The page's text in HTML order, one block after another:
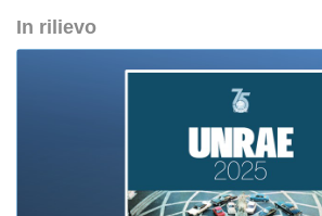
In rilievo